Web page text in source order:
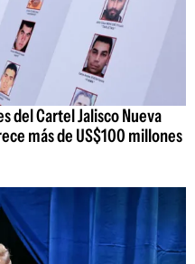
del Cartel Jalisco Nueva
más de US$100 millones